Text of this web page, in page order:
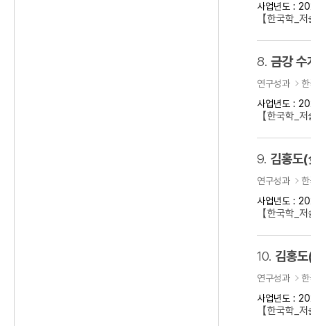
사업년도 :
【한국학_
8. 금강 수
연구성과
사업년도 :
【한국학
9. 김홍도
연구성과
사업년도 :
【한국학_
10. 김홍
연구성과
사업년도 :
【한국학_